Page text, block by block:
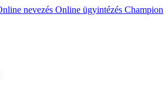
nevezés Online ügyintézés Champion